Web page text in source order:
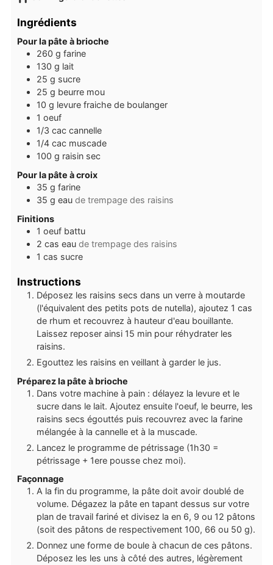
Ingrédients
Pour la pâte à brioche
260 g farine
130 g lait
25 g sucre
25 g beurre mou
10 g levure fraiche de boulanger
1 oeuf
1/3 cac cannelle
1/4 cac muscade
100 g raisin sec
Pour la pâte à croix
35 g farine
35 g eau de trempage des raisins
Finitions
1 oeuf battu
2 cas eau de trempage des raisins
1 cas sucre
Instructions
Déposez les raisins secs dans un verre à moutarde
(l'équivalent des petits pots de nutella), ajoutez 1 cas
de rhum et recouvrez à hauteur d'eau bouillante.
Laissez reposer ainsi 15 min pour réhydrater les
raisins.
Egouttez les raisins en veillant à garder le jus.
Préparez la pâte à brioche
Dans votre machine à pain : délayez la levure et le
sucre dans le lait. Ajoutez ensuite l'oeuf, le beurre, les
raisins secs égouttés puis recouvrez avec la farine
mélangée à la cannelle et à la muscade.
Lancez le programme de pétrissage (1h30 =
pétrissage + 1ere pousse chez moi).
Façonnage
A la fin du programme, la pâte doit avoir doublé de
volume. Dégazez la pâte en tapant dessus sur votre
plan de travail fariné et divisez la en 6, 9 ou 12 pâtons
(soit des pâtons de respectivement 100, 66 ou 50 g).
Donnez une forme de boule à chacun de ces pâtons.
Déposez les les uns à côté des autres, légèrement